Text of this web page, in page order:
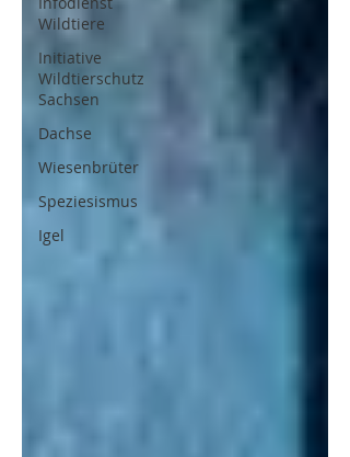
Wildtiere
Initiative
Wildtierschutz
Sachsen
Dachse
Wiesenbrüter
Speziesismus
Igel